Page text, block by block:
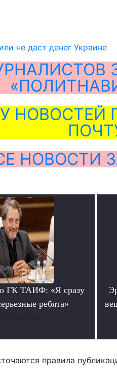
не даст денег Украине
НОВОСТЕЙ
НОВОСТИ
ГК ТАИФ: «Я сразу
ребята»
правила